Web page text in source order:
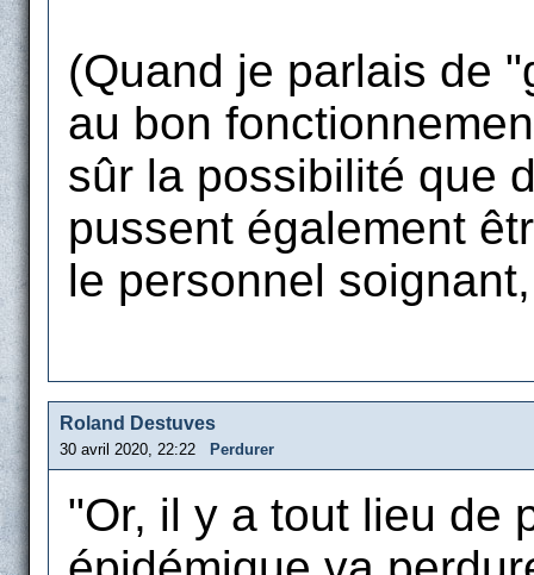
(Quand je parlais de
au bon
sûr la possibilité que
pussent également
le personnel
Roland Destuves
30 avril 2020, 22:22 Perdurer
"Or, il y a tout lieu de